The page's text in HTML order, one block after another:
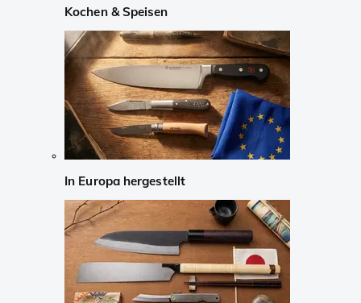
Kochen & Speisen
In Europa hergestellt